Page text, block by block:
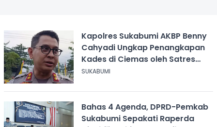
Kapolres Sukabumi AKBP Benny
Cahyadi Ungkap Penangkapan
Kades di Ciemas oleh Satres
Narkoba
SUKABUMI
Bahas 4 Agenda, DPRD-Pemkab
Sukabumi Sepakati Raperda